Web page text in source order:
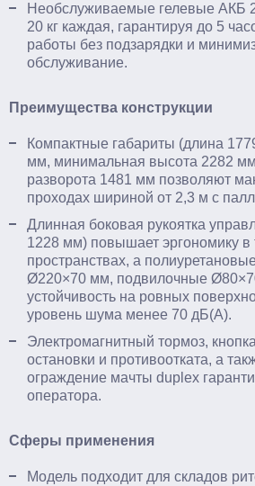
Необслуживаемые гелевые АКБ
20 кг каждая, гарантируя до 5
работы без подзарядки и
обслуживание.​
Преимущества конструкции
Компактные габариты (длина
мм, минимальная высота 2282
разворота 1481 мм позволяют
проходах шириной от 2,3 м с
Длинная боковая рукоятка
1228 мм) повышает эргономику в
пространствах, а
Ø220×70 мм, подвилочные
устойчивость на ровных
уровень шума менее 70 дБ(А).​
Электромагнитный тормоз,
остановки и противоотката, а
ограждение мачты duplex
оператора.​
Сферы применения
Модель подходит для складов